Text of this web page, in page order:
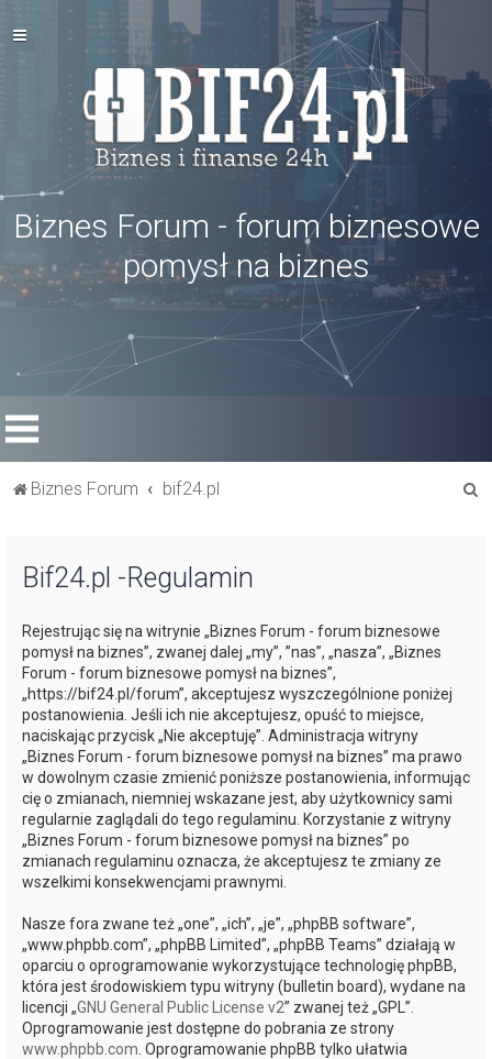
Biznes Forum - forum biznesowe
pomysł na biznes
Biznes Forum bif24.pl
Bif24.pl -Regulamin
Rejestrując się na witrynie „Biznes Forum - forum biznesowe
pomysł na biznes”, zwanej dalej „my”, ”nas”, „nasza”, „Biznes
Forum - forum biznesowe pomysł na biznes”,
„https://bif24.pl/forum”, akceptujesz wyszczególnione poniżej
postanowienia. Jeśli ich nie akceptujesz, opuść to miejsce,
naciskając przycisk „Nie akceptuję”. Administracja witryny
„Biznes Forum - forum biznesowe pomysł na biznes” ma prawo
w dowolnym czasie zmienić poniższe postanowienia, informując
cię o zmianach, niemniej wskazane jest, aby użytkownicy sami
regularnie zaglądali do tego regulaminu. Korzystanie z witryny
„Biznes Forum - forum biznesowe pomysł na biznes” po
zmianach regulaminu oznacza, że akceptujesz te zmiany ze
wszelkimi konsekwencjami prawnymi.
Nasze fora zwane też „one”, „ich”, „je”, „phpBB software”,
„www.phpbb.com”, „phpBB Limited”, „phpBB Teams” działają w
oparciu o oprogramowanie wykorzystujące technologię phpBB,
która jest środowiskiem typu witryny (bulletin board), wydane na
licencji „GNU General Public License v2” zwanej też „GPL”.
Oprogramowanie jest dostępne do pobrania ze strony
www.phpbb.com . Oprogramowanie phpBB tylko ułatwia